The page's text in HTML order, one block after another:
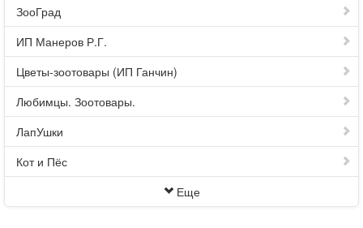
ЗооГрад
ИП Манеров Р.Г.
Цветы-зоотовары (ИП Ганчин)
Любимцы. Зоотовары.
ЛапУшки
Кот и Пёс
Еще